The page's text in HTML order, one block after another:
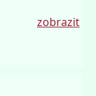
zobrazit